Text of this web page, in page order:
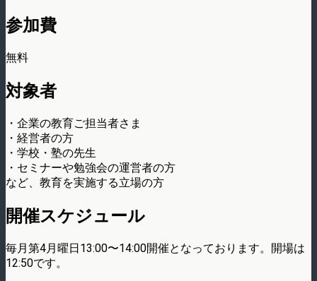
参加費
無料
対象者
・企業の教育ご担当者さま
・経営者の方
・学校・塾の先生
・セミナーや勉強会の運営者の方
など、教育を実施する立場の方
開催スケジュール
毎月第4月曜日13:00〜14:00開催となっております。開場は
12:50です。